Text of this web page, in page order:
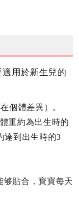
用於新生兒的
個體差異）。
重約為出生時的
達到出生時的3
够貼合，寶寶每天